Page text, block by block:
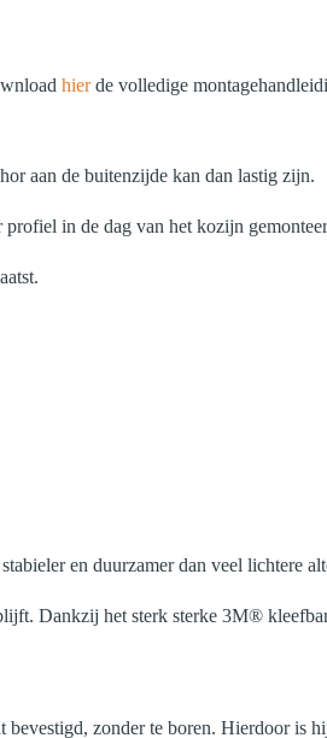
hierde volledige
aan de buitenzijde kan dan lastig zijn.
in de dag van het kozijn
en duurzamer dan veel lichtere
Dankzij het sterk sterke 3M®
zonder te boren. Hierdoor is